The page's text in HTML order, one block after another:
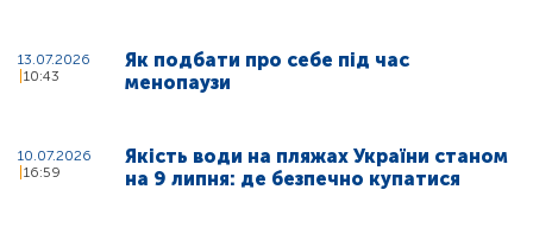
13.07.2026
10:43
Як подбати про себе під час
менопаузи
10.07.2026
16:59
Якість води на пляжах України станом
на 9 липня: де безпечно купатися